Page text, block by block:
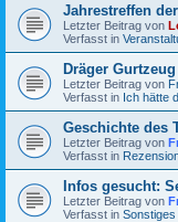
Jahrestreffen
Letzter Beitrag von
Verfasst in
Dräger
Letzter Beitrag von
Verfasst in Ich hätte
Geschichte des
Letzter Beitrag von
Verfasst in
Infos gesucht:
Letzter Beitrag von
Verfasst in